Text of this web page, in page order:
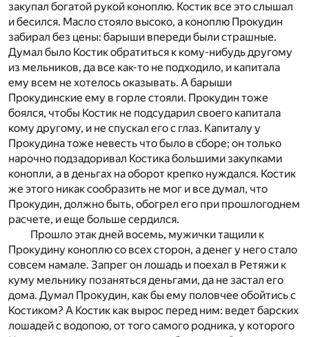
закупал богатой рукой коноплю. Костик все это слышал
и бесился. Масло стояло высоко, а коноплю Прокудин
забирал без цены: барыши впереди были страшные.
Думал было Костик обратиться к кому-нибудь другому
из мельников, да все как-то не подходило, и капитала
ему всем не хотелось оказывать. А барыши
Прокудинские ему в горле стояли. Прокудин тоже
боялся, чтобы Костик не подсударил своего капитала
кому другому, и не спускал его с глаз. Капиталу у
Прокудина тоже невесть что было в сборе; он только
нарочно подзадоривал Костика большими закупками
конопли, а в деньгах на оборот крепко нуждался. Костик
же этого никак сообразить не мог и все думал, что
Прокудин, должно быть, обогрел его при прошлогоднем
расчете, и еще больше сердился.
Прошло этак дней восемь, мужички тащили к
Прокудину коноплю со всех сторон, а денег у него стало
совсем намале. Запрег он лошадь и поехал в Ретяжи к
куму мельнику позаняться деньгами, да не застал его
дома. Думал Прокудин, как бы ему половчее обойтись с
Костиком? А Костик как вырос перед ним: ведет барских
лошадей с водопою, от того самого родника, у которого